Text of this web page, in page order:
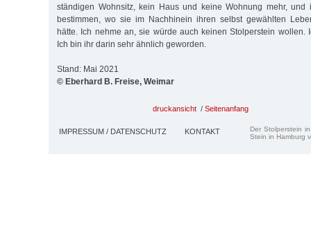
ständigen Wohnsitz, kein Haus und keine Wohnung mehr, und
bestimmen, wo sie im Nachhinein ihren selbst gewählten
hätte. Ich nehme an, sie würde auch keinen Stolperstein wollen.
Ich bin ihr darin sehr ähnlich geworden.
Stand: Mai 2021
© Eberhard B. Freise, Weimar
druckansicht / Seitenanfang
IMPRESSUM / DATENSCHUTZ KONTAKT
Der Stolperstein
Stein in Hamburg